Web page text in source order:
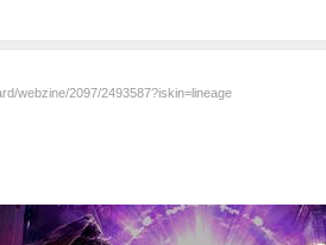
webzine/2097/2493587?iskin=lineage